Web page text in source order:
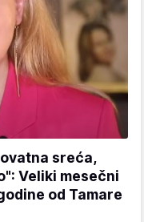
sreća,
Veliki mesečni
od Tamare